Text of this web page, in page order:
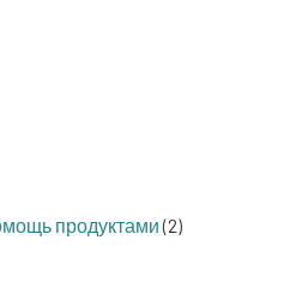
продуктами(2)